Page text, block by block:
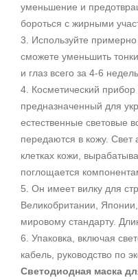
уменьшение и
бороться с жирными
3. Используйте
сможете уменьшить
и глаз всего за 4-6 недель.
4. Косметический
предназначенный для
естественные световые
передаются в кожу. Свет
клетках кожи,
поглощается
5. Он имеет вилку для
Великобритании,
мировому стандарту.
6. Упаковка, включая
кабель, руководство по
Светодиодная маска